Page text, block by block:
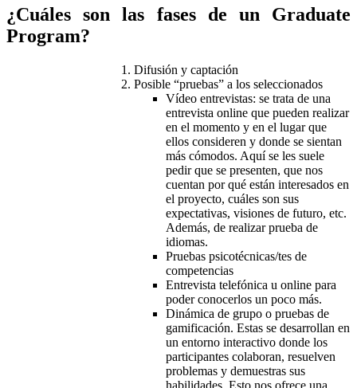
¿Cuáles son las fases de un Graduate
Program?
Difusión y captación
Posible “pruebas” a los seleccionados
Vídeo entrevistas: se trata de una
entrevista online que pueden realizar
en el momento y en el lugar que
ellos consideren y donde se sientan
más cómodos. Aquí se les suele
pedir que se presenten, que nos
cuentan por qué están interesados en
el proyecto, cuáles son sus
expectativas, visiones de futuro, etc.
Además, de realizar prueba de
idiomas.
Pruebas psicotécnicas/tes de
competencias
Entrevista telefónica u online para
poder conocerlos un poco más.
Dinámica de grupo o pruebas de
gamificación. Estas se desarrollan en
un entorno interactivo donde los
participantes colaboran, resuelven
problemas y demuestras sus
habilidades. Esto nos ofrece una